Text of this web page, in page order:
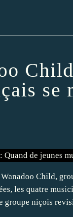
se
Child,
les quatre
groupe niçois